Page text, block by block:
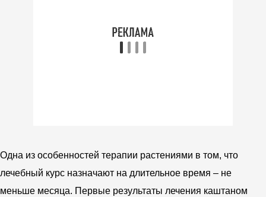
Одна из особенностей терапии растениями в том, что
лечебный курс назначают на длительное время – не
меньше месяца. Первые результаты лечения каштаном